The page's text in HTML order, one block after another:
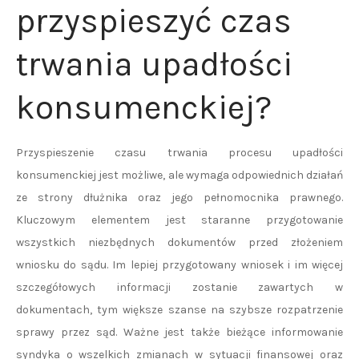
przyspieszyć czas
trwania upadłości
konsumenckiej?
Przyspieszenie czasu trwania procesu upadłości
konsumenckiej jest możliwe, ale wymaga odpowiednich działań
ze strony dłużnika oraz jego pełnomocnika prawnego.
Kluczowym elementem jest staranne przygotowanie
wszystkich niezbędnych dokumentów przed złożeniem
wniosku do sądu. Im lepiej przygotowany wniosek i im więcej
szczegółowych informacji zostanie zawartych w
dokumentach, tym większe szanse na szybsze rozpatrzenie
sprawy przez sąd. Ważne jest także bieżące informowanie
syndyka o wszelkich zmianach w sytuacji finansowej oraz